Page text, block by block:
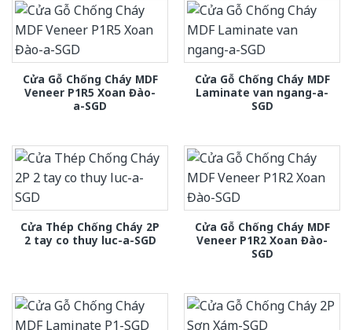
Cửa Gỗ Chống Cháy MDF
Veneer P1R5 Xoan Đào-
a-SGD
Cửa Gỗ Chống Cháy MDF
Laminate van ngang-a-
SGD
Cửa Thép Chống Cháy 2P
2 tay co thuy luc-a-SGD
Cửa Gỗ Chống Cháy MDF
Veneer P1R2 Xoan Đào-
SGD